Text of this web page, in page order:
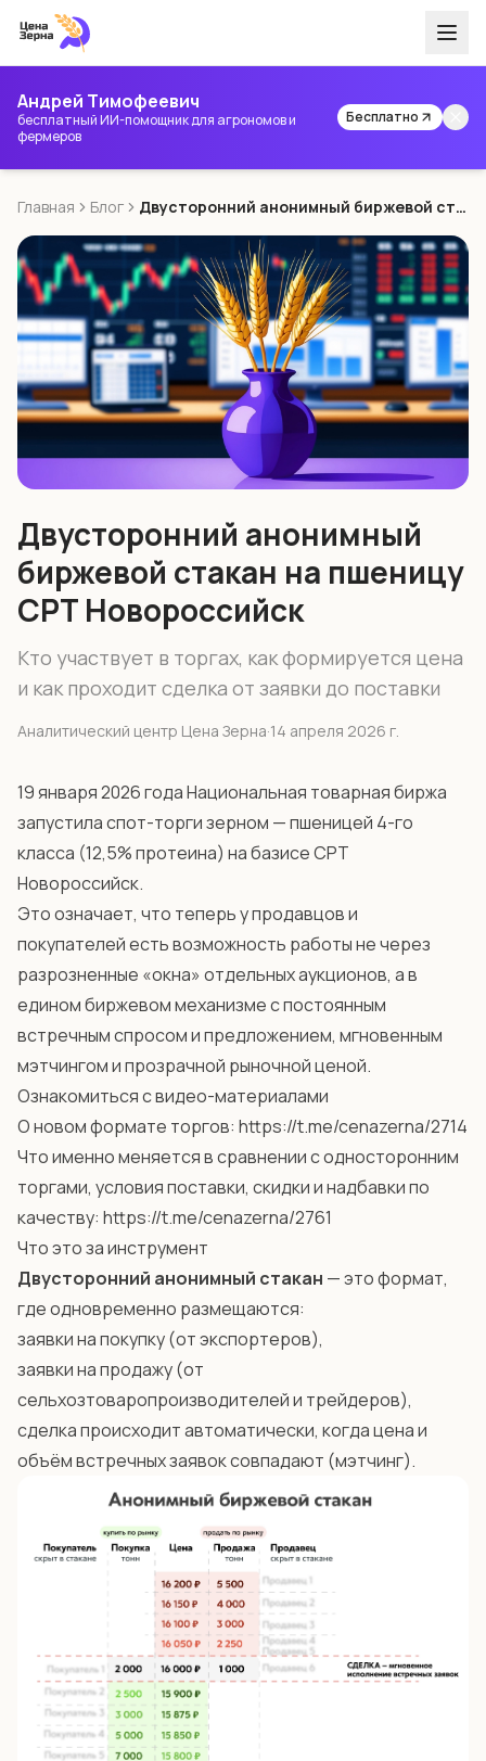
Андрей Тимофеевич
бесплатный ИИ-помощник для агрономов и
фермеров
Бесплатно
Главная Блог Двусторонний анонимный биржевой стакан на пшеницу CPT Новороссийск
Двусторонний анонимный
биржевой стакан на пшеницу
CPT Новороссийск
Кто участвует в торгах, как формируется цена
и как проходит сделка от заявки до поставки
Аналитический центр Цена Зерна·14 апреля 2026 г.
19 января 2026 года Национальная товарная биржа
запустила спот-торги зерном — пшеницей 4-го
класса (12,5% протеина) на базисе CPT
Новороссийск.
Это означает, что теперь у продавцов и
покупателей есть возможность работы не через
разрозненные «окна» отдельных аукционов, а в
едином биржевом механизме с постоянным
встречным спросом и предложением, мгновенным
мэтчингом и прозрачной рыночной ценой.
Ознакомиться с видео-материалами
О новом формате торгов: https://t.me/cenazerna/2714
Что именно меняется в сравнении с односторонним
торгами, условия поставки, скидки и надбавки по
качеству: https://t.me/cenazerna/2761
Что это за инструмент
Двусторонний анонимный стакан — это формат,
где одновременно размещаются:
заявки на покупку (от экспортеров),
заявки на продажу (от
сельхозтоваропроизводителей и трейдеров),
сделка происходит автоматически, когда цена и
объём встречных заявок совпадают (мэтчинг).